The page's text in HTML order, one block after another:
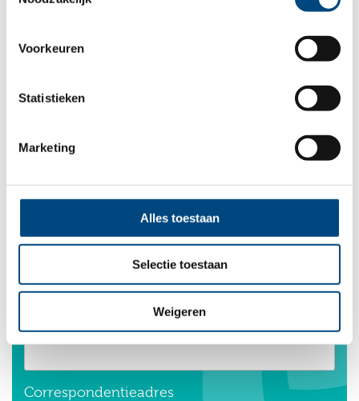
Voorkeuren
Statistieken
Marketing
Alles toestaan
Selectie toestaan
Weigeren
Freeform Check
A. Gegevens aanmelder
Instantie die aanmeldt*
Correspondentieadres